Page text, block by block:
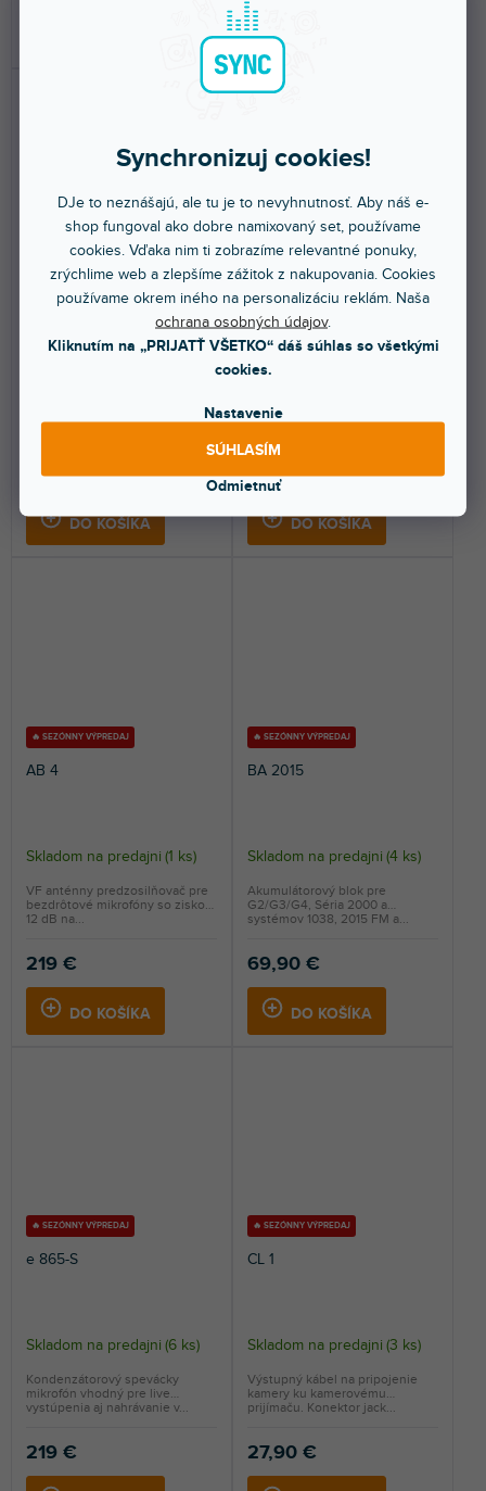
Synchronizuj cookies!
DJe to neznášajú, ale tu je to nevyhnutnosť. Aby náš e-
shop fungoval ako dobre namixovaný set, používame
cookies. Vďaka nim ti zobrazíme relevantné ponuky,
zrýchlime web a zlepšíme zážitok z nakupovania. Cookies
používame okrem iného na personalizáciu reklám. Naša
ochrana osobných údajov.
Kliknutím na „PRIJATŤ VŠETKO“ dáš súhlas so všetkými
cookies.
Nastavenie
Odmietnuť
SÚHLASÍM
BA 70
49,80 €
DO KOŠÍKA
🔥 SEZÓNNY VÝPREDAJ
A 1031-U
Skladom na predajni
175 €
DO KOŠÍKA
vhodná na vylepšenie
🔥 SEZÓNNY VÝPREDAJ
AB 4
Skladom na predajni (1 ks)
219 €
DO KOŠÍKA
VF anténny predzosilňovač pre
bezdrôtové mikrofóny so ziskom
12 dB na...
🔥 SEZÓNNY VÝPREDAJ
BA 2015
Skladom na predajni (4 ks)
69,90 €
DO KOŠÍKA
Akumulátorový blok pre
G2/G3/G4, Séria 2000 a
systémov 1038, 2015 FM a...
🔥 SEZÓNNY VÝPREDAJ
e 865-S
Skladom na predajni (6 ks)
219 €
Kondenzátorový spevácky
mikrofón vhodný pre live
vystúpenia aj nahrávanie v...
🔥 SEZÓNNY VÝPREDAJ
CL 1
Skladom na predajni (3 ks)
27,90 €
Výstupný kábel na pripojenie
kamery ku kamerovému
prijímaču. Konektor jack...